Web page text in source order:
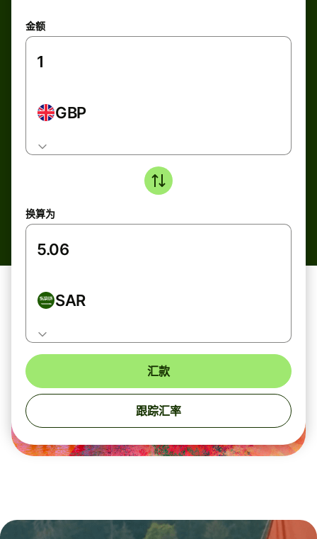
金额
GBP
换算为
SAR
汇款
跟踪汇率